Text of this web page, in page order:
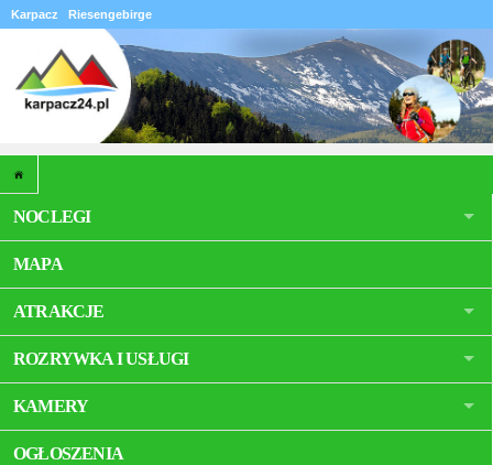
Karpacz Riesengebirge
NOCLEGI
MAPA
ATRAKCJE
ROZRYWKA I USŁUGI
KAMERY
OGŁOSZENIA